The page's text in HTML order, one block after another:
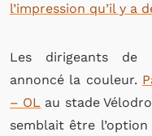
l’impression qu’il y a
Les dirigeants de
annoncé la couleur.
– OL au stade
semblait être l’option